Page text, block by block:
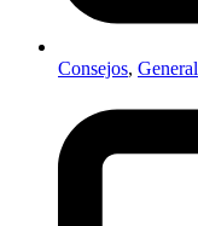
Consejos, General